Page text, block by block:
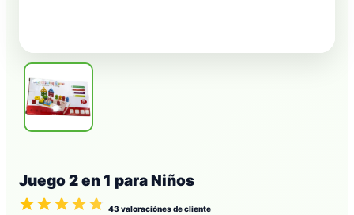
Juego 2 en 1 para Niños
43 valoraciónes de cliente